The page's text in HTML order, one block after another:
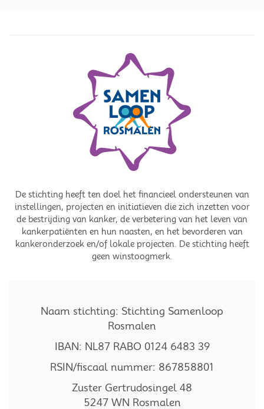
De stichting heeft ten doel het financieel ondersteunen van
instellingen, projecten en initiatieven die zich inzetten voor
de bestrijding van kanker, de verbetering van het leven van
kankerpatiënten en hun naasten, en het bevorderen van
kankeronderzoek en/of lokale projecten. De stichting heeft
geen winstoogmerk.
Naam stichting: Stichting Samenloop
Rosmalen
IBAN: NL87 RABO 0124 6483 39
RSIN/fiscaal nummer: 867858801
Zuster Gertrudosingel 48
5247 WN Rosmalen